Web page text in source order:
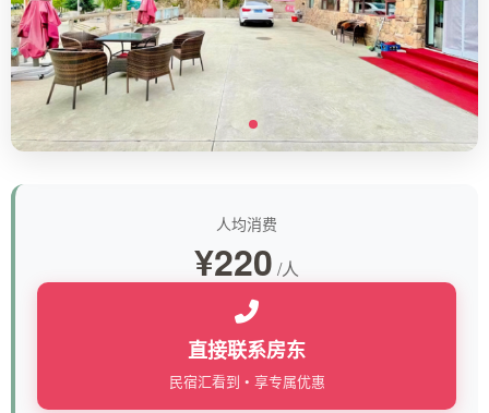
人均消费
¥220 /人
直接联系房东
民宿汇看到 • 享专属优惠